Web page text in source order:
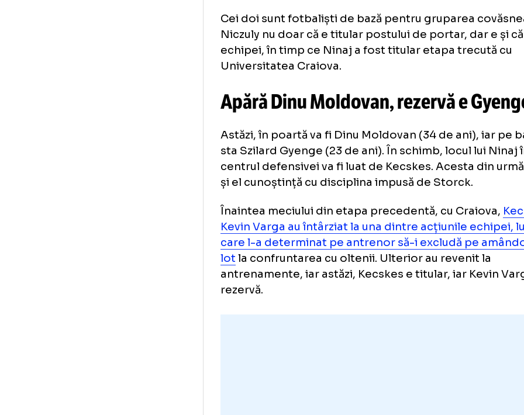
avut un incident. Cei doi s-au contrat verbal,
degenerat și doar intervenția colegilor ar fi
Bernd Storck a decis să-i scoată din lot pe
partida de astăzi, cu Universitatea Cluj.
Cei doi sunt fotbaliști de bază pentru gruparea
echipei, în timp ce Ninaj a fost titular etapa
Universitatea Craiova.
Apără Dinu Moldovan, rezervă e
Astăzi, în poartă va fi Dinu Moldovan (34 de ani),
sta Szilard Gyenge (23 de ani). În schimb, locul
centrul defensivei va fi luat de Kecskes. Acesta
și el cunoștință cu disciplina impusă de Storck.